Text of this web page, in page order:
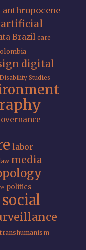
anthropocene
artificial
Brazil care
digital
Disability Studies
labor
media
politics
social
transhumanism